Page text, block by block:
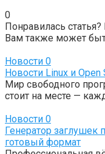
0
Понравилась
Вам также может
Новости 0
Новости Linux и
Мир свободного
стоит на месте —
Новости 0
Генератор заглушек
готовый формат